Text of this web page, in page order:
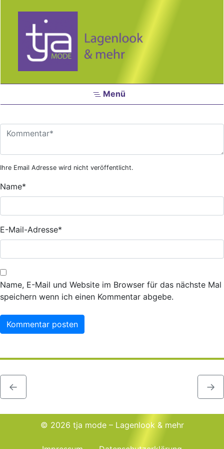
Menü
Ihre Email Adresse wird nicht veröffentlicht.
Name*
E-Mail-Adresse*
Name, E-Mail und Website im Browser für das nächste Mal
speichern wenn ich einen Kommentar abgebe.
← →
© 2026 tja mode – Lagenlook & mehr